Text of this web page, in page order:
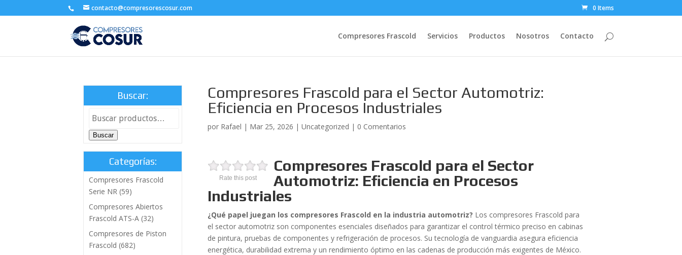
contacto@compresorescosur.com 0 Items
Compresores Frascold Servicios Productos Nosotros Contacto
Compresores Frascold para el Sector Automotriz:
Eficiencia en Procesos Industriales
por Rafael | Mar 25, 2026 |Uncategorized | 0 Comentarios
Rate this post
Compresores Frascold para el Sector
Automotriz: Eficiencia en Procesos
Industriales
¿Qué papel juegan los compresores Frascold en la industria automotriz? Los compresores Frascold para
el sector automotriz son componentes esenciales diseñados para garantizar el control térmico preciso en cabinas
de pintura, pruebas de componentes y refrigeración de procesos. Su tecnología de vanguardia asegura eficiencia
energética, durabilidad extrema y un rendimiento óptimo en las cadenas de producción más exigentes de México.
Buscar:
Buscar
Categorías:
Compresores Frascold
Serie NR (59)
Compresores Abiertos
Frascold ATS-A (32)
Compresores de Piston
Frascold (682)